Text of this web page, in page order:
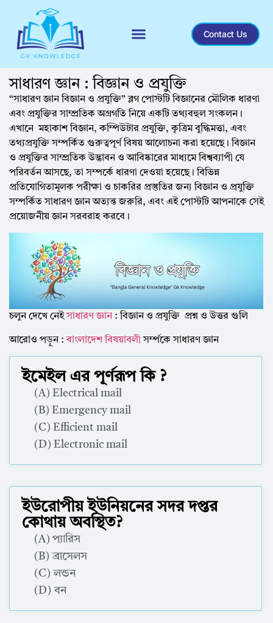
Contact Us
সাধারণ জ্ঞান : বিজ্ঞান ও প্রযুক্তি
“সাধারণ জ্ঞান বিজ্ঞান ও প্রযুক্তি” ব্লগ পোস্টটি বিজ্ঞানের মৌলিক ধারণা
এবং প্রযুক্তির সাম্প্রতিক অগ্রগতি নিয়ে একটি তথ্যবহুল সংকলন।
এখানে মহাকাশ বিজ্ঞান, কম্পিউটার প্রযুক্তি, কৃত্রিম বুদ্ধিমত্তা, এবং
তথ্যপ্রযুক্তি সম্পর্কিত গুরুত্বপূর্ণ বিষয় আলোচনা করা হয়েছে। বিজ্ঞান
ও প্রযুক্তির সাম্প্রতিক উদ্ভাবন ও আবিষ্কারের মাধ্যমে বিশ্বব্যাপী যে
পরিবর্তন আসছে, তা সম্পর্কে ধারণা দেওয়া হয়েছে। বিভিন্ন
প্রতিযোগিতামূলক পরীক্ষা ও চাকরির প্রস্তুতির জন্য বিজ্ঞান ও প্রযুক্তি
সম্পর্কিত সাধারণ জ্ঞান অত্যন্ত জরুরি, এবং এই পোস্টটি আপনাকে সেই
প্রয়োজনীয় জ্ঞান সরবরাহ করবে।
চলুন দেখে নেইসাধারণ জ্ঞান : বিজ্ঞান ও প্রযুক্তি প্রশ্ন ও উত্তর গুলি
আরোও পড়ুন :বাংলাদেশ বিষয়াবলী সর্ম্পকে সাধারণ জ্ঞান
ইমেইল এর পূর্ণরূপ কি ?
(A) Electrical mail
(B) Emergency mail
(C) Efficient mail
(D) Electronic mail
ইউরোপীয় ইউনিয়নের সদর দপ্তর
কোথায় অবস্থিত?
(A) প্যারিস
(B) ব্রাসেলস
(C) লন্ডন
(D) বন